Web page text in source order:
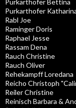
Purkarthofer Bettina
Purkarthofer
Rabl Joe
Raminger Doris
Raphael Jesse
Rassam Dena
Rauch Christine
Rauch Oliver
Rehekampff Loredana
Reicho Christoph
Reiler Christine
Reinisch Barbara &